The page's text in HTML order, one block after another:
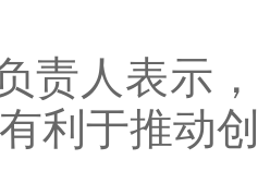
责人表示
利于推动